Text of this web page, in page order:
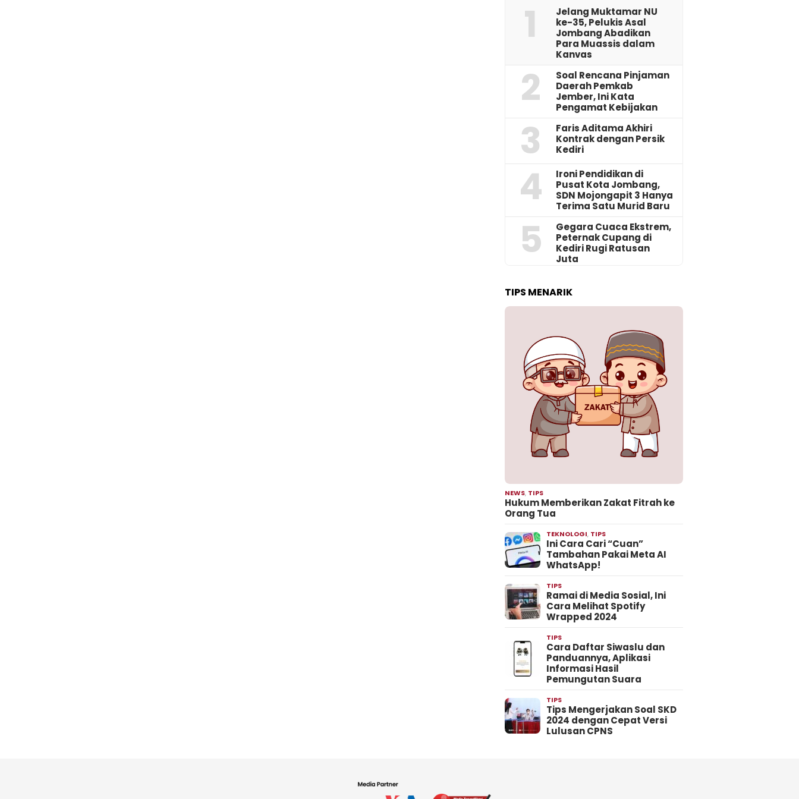
1
Jelang Muktamar NU
ke-35, Pelukis Asal
Jombang Abadikan
Para Muassis dalam
Kanvas
2
‎Soal Rencana Pinjaman
Daerah Pemkab
Jember, Ini Kata
Pengamat Kebijakan ‎
3
Faris Aditama Akhiri
Kontrak dengan Persik
Kediri
4
Ironi Pendidikan di
Pusat Kota Jombang,
SDN Mojongapit 3 Hanya
Terima Satu Murid Baru
5
‎Gegara Cuaca Ekstrem,
Peternak Cupang di
Kediri Rugi Ratusan
Juta
TIPS MENARIK
NEWS, TIPS
Hukum Memberikan Zakat Fitrah ke
Orang Tua
TEKNOLOGI, TIPS
Ini Cara Cari “Cuan”
Tambahan Pakai Meta AI
WhatsApp!
TIPS
Ramai di Media Sosial, Ini
Cara Melihat Spotify
Wrapped 2024
TIPS
Cara Daftar Siwaslu dan
Panduannya, Aplikasi
Informasi Hasil
Pemungutan Suara
TIPS
Tips Mengerjakan Soal SKD
2024 dengan Cepat Versi
Lulusan CPNS